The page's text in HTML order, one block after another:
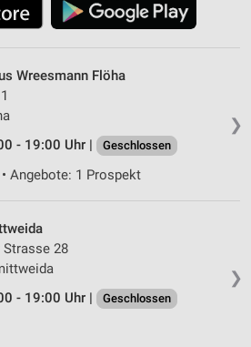
❯
Wreesmann Flöha
- 19:00 Uhr |
Geschlossen
Angebote: 1 Prospekt
❯
28
- 19:00 Uhr |
Geschlossen